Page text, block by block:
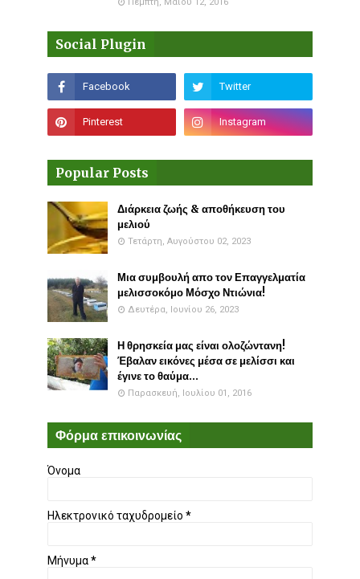
Social Plugin
Popular Posts
Διάρκεια ζωής & αποθήκευση του
μελιού
Τετάρτη, Αυγούστου 02, 2023
Μια συμβουλή απο τον Επαγγελματία
μελισσοκόμο Μόσχο Ντιώνια!
Δευτέρα, Ιουνίου 26, 2023
Η θρησκεία μας είναι ολοζώντανη!
Έβαλαν εικόνες μέσα σε μελίσσι και
έγινε το θαύμα...
Παρασκευή, Ιουλίου 01, 2016
Φόρμα επικοινωνίας
Όνομα
Ηλεκτρονικό ταχυδρομείο *
Μήνυμα*